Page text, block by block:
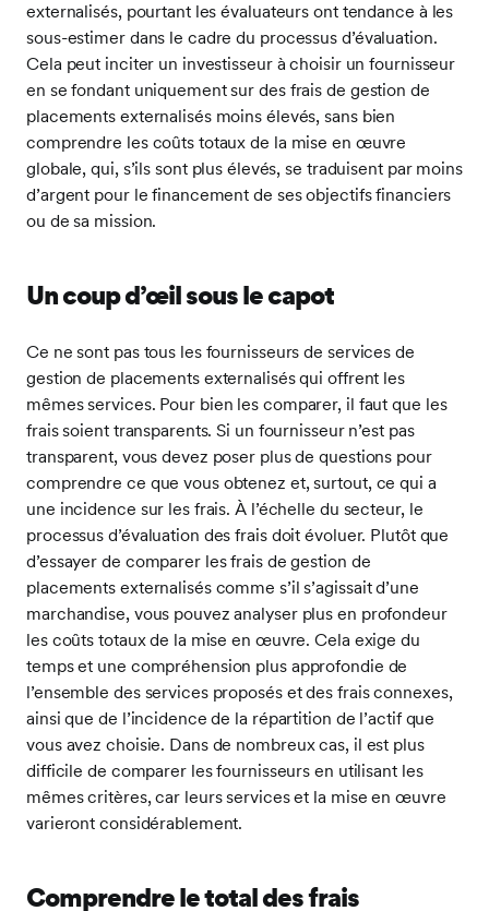
externalisés, pourtant les évaluateurs ont tendance à les
sous-estimer dans le cadre du processus d’évaluation.
Cela peut inciter un investisseur à choisir un fournisseur
en se fondant uniquement sur des frais de gestion de
placements externalisés moins élevés, sans bien
comprendre les coûts totaux de la mise en œuvre
globale, qui, s’ils sont plus élevés, se traduisent par moins
d’argent pour le financement de ses objectifs financiers
ou de sa mission.
Un coup d’œil sous le capot
Ce ne sont pas tous les fournisseurs de services de
gestion de placements externalisés qui offrent les
mêmes services. Pour bien les comparer, il faut que les
frais soient transparents. Si un fournisseur n’est pas
transparent, vous devez poser plus de questions pour
comprendre ce que vous obtenez et, surtout, ce qui a
une incidence sur les frais. À l’échelle du secteur, le
processus d’évaluation des frais doit évoluer. Plutôt que
d’essayer de comparer les frais de gestion de
placements externalisés comme s’il s’agissait d’une
marchandise, vous pouvez analyser plus en profondeur
les coûts totaux de la mise en œuvre. Cela exige du
temps et une compréhension plus approfondie de
l’ensemble des services proposés et des frais connexes,
ainsi que de l’incidence de la répartition de l’actif que
vous avez choisie. Dans de nombreux cas, il est plus
difficile de comparer les fournisseurs en utilisant les
mêmes critères, car leurs services et la mise en œuvre
varieront considérablement.
Comprendre le total des frais